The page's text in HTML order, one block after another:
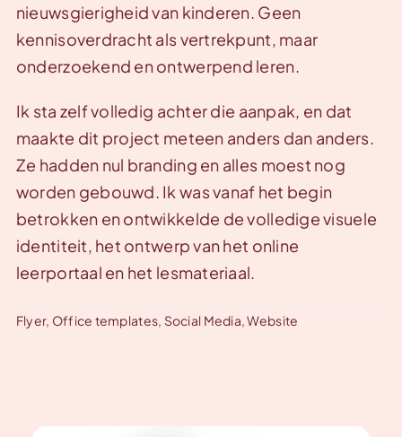
nieuwsgierigheid van kinderen. Geen
kennisoverdracht als vertrekpunt, maar
onderzoekend en ontwerpend leren.
Ik sta zelf volledig achter die aanpak, en dat
maakte dit project meteen anders dan anders.
Ze hadden nul branding en alles moest nog
worden gebouwd. Ik was vanaf het begin
betrokken en ontwikkelde de volledige visuele
identiteit, het ontwerp van het online
leerportaal en het lesmateriaal.
Flyer, Office templates, Social Media,Website